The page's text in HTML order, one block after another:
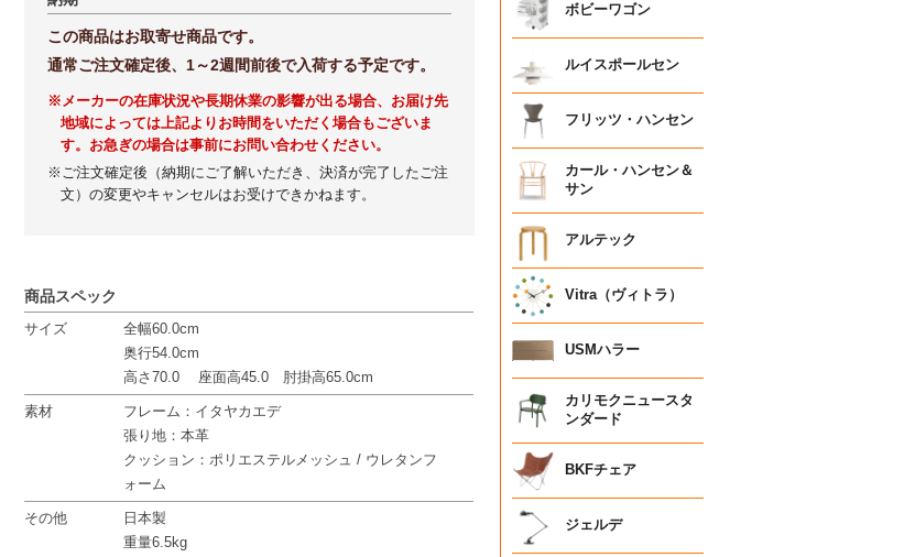
この商品はお取寄せ商品です。
通常ご注文確定後、1～2週間前後で入荷する予定です。
※メーカーの在庫状況や長期休業の影響が出る場合、お届け先
地域によっては上記よりお時間をいただく場合もございま
す。お急ぎの場合は事前にお問い合わせください。
※ご注文確定後（納期にご了解いただき、決済が完了したご注
文）の変更やキャンセルはお受けできかねます。
商品スペック
サイズ
全幅60.0cm
奥行54.0cm
高さ70.0 座面高45.0 肘掛高65.0cm
素材
フレーム：イタヤカエデ
張り地：本革
クッション：ポリエステルメッシュ / ウレタンフ
ォーム
その他
日本製
重量6.5kg
ボビーワゴン
ルイスポールセン
フリッツ・ハンセン
カール・ハンセン＆
サン
アルテック
Vitra（ヴィトラ）
USMハラー
カリモクニュースタ
ンダード
BKFチェア
ジェルデ